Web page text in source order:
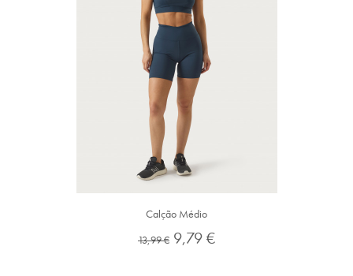
Calção Médio
Preço
13,99 € Preço
9,79 €